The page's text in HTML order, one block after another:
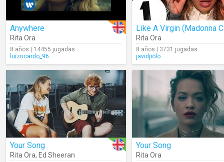
Anywhere
Rita Ora
8 años | 14455 jugadas
luizricardo_96
Rita Ora
8 años | 3731 jugadas
javidpolo
Your Song
Rita Ora, Ed Sheeran
Your Song
Rita Ora